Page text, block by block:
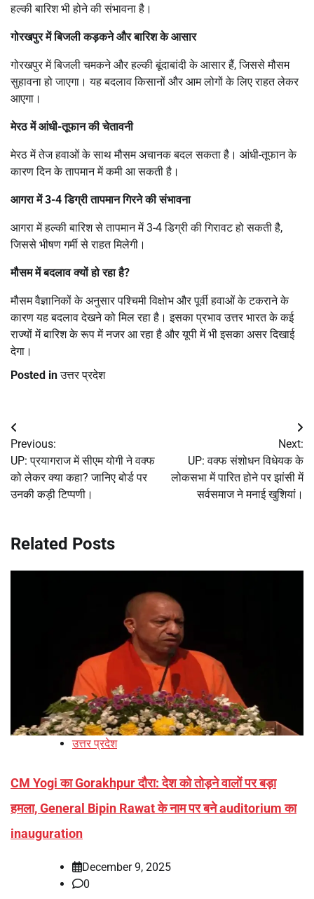
हल्की बारिश भी होने की संभावना है।
गोरखपुर में बिजली कड़कने और बारिश के आसार
गोरखपुर में बिजली चमकने और हल्की बूंदाबांदी के आसार हैं, जिससे मौसम
सुहावना हो जाएगा। यह बदलाव किसानों और आम लोगों के लिए राहत लेकर
आएगा।
मेरठ में आंधी-तूफान की चेतावनी
मेरठ में तेज हवाओं के साथ मौसम अचानक बदल सकता है। आंधी-तूफान के
कारण दिन के तापमान में कमी आ सकती है।
आगरा में 3-4 डिग्री तापमान गिरने की संभावना
आगरा में हल्की बारिश से तापमान में 3-4 डिग्री की गिरावट हो सकती है,
जिससे भीषण गर्मी से राहत मिलेगी।
मौसम में बदलाव क्यों हो रहा है?
मौसम वैज्ञानिकों के अनुसार पश्चिमी विक्षोभ और पूर्वी हवाओं के टकराने के
कारण यह बदलाव देखने को मिल रहा है। इसका प्रभाव उत्तर भारत के कई
राज्यों में बारिश के रूप में नजर आ रहा है और यूपी में भी इसका असर दिखाई
देगा।
Posted inउत्तर प्रदेश
Post
navigation
Previous:
UP: प्रयागराज में सीएम योगी ने वक्फ
को लेकर क्या कहा? जानिए बोर्ड पर
उनकी कड़ी टिप्पणी।
Next:
UP: वक्फ संशोधन विधेयक के
लोकसभा में पारित होने पर झांसी में
सर्वसमाज ने मनाई खुशियां।
Related Posts
उत्तर प्रदेश
CM Yogi का Gorakhpur दौरा: देश को तोड़ने वालों पर बड़ा
हमला, General Bipin Rawat के नाम पर बने auditorium का
inauguration
December 9, 2025
0